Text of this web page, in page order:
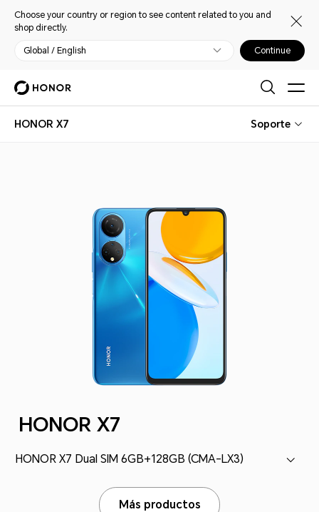
Choose your country or region to see content related to you and
shop directly.
Global / English Continue
HONOR X7 Soporte
HONOR X7
HONOR X7 Dual SIM 6GB+128GB (CMA-LX3)
Más productos